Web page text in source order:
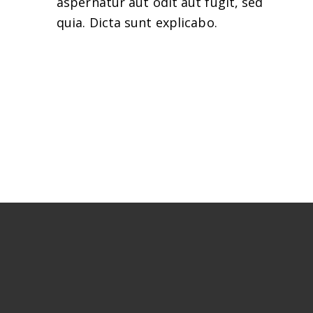
quia. Dicta sunt explicabo.